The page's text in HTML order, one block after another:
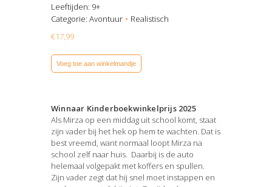
Leeftijden: 9+
Categorie: Avontuur
Realistisch
€17,99
Voeg toe aan winkelmandje
Winnaar Kinderboekwinkelprijs 2025
Als Mirza op een middag uit school komt, staat
zijn vader bij het hek op hem te wachten. Dat is
best vreemd, want normaal loopt Mirza na
school zelf naar huis. Daarbij is de auto
helemaal volgepakt met koffers en spullen.
Zijn vader zegt dat hij snel moet instappen en